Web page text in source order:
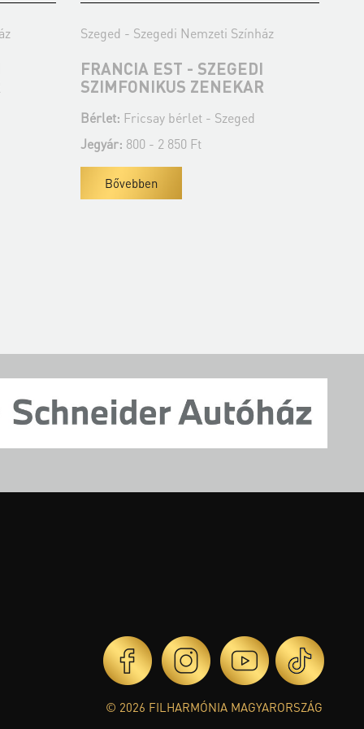
Szeged - Szegedi Nemzeti Színház
FRANCIA EST - SZEGEDI
SZIMFONIKUS ZENEKAR
Bérlet: Fricsay bérlet - Szeged
Jegyár: 800 - 2 850 Ft
Bővebben
© 2026 FILHARMÓNIA MAGYARORSZÁG